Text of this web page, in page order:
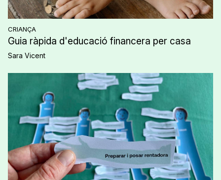
CRIANÇA
Guia ràpida d'educació financera per casa
Sara Vicent